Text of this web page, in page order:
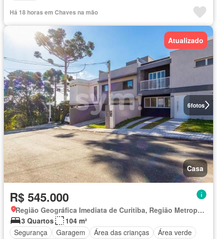
Há 18 horas em Chaves na mão
6fotos
Atualizado
Casa
R$ 545.000
Região Geográfica Imediata de Curitiba, Região Metropolitana de Curitiba
3 Quartos
104 m²
Segurança
Garagem Área das crianças
Área verde